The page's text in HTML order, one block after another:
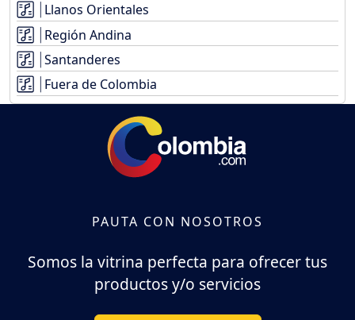
Llanos Orientales
Región Andina
Santanderes
Fuera de Colombia
PAUTA CON NOSOTROS
Somos la vitrina perfecta para ofrecer tus
productos y/o servicios